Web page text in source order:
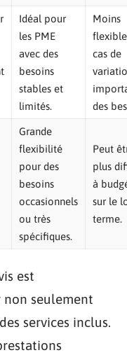
Idéal pour
les PME
avec des
besoins
stables et
limités.
Moins
cas de
des
Grande
flexibilité
pour des
besoins
occasionnels
ou très
spécifiques.
Peut
plus
à
sur le
terme.
est
seulement
services inclus.